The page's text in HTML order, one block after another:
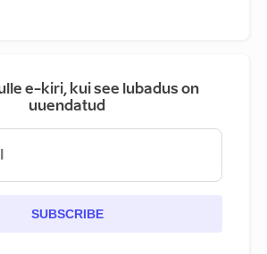
e-kiri, kui see lubadus on
uuendatud
SUBSCRIBE